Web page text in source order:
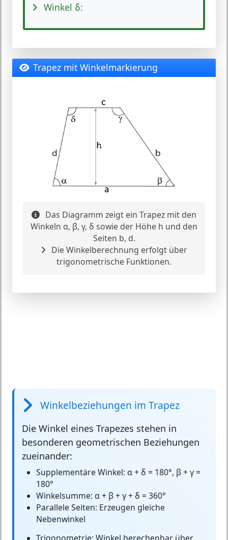
Winkel δ:
Trapez mit Winkelmarkierung
Das Diagramm zeigt ein Trapez mit den
Winkeln α, β, γ, δ sowie der Höhe h und den
Seiten b, d.
Die Winkelberechnung erfolgt über
trigonometrische Funktionen.
Winkelbeziehungen im Trapez
Die Winkel eines Trapezes stehen in
besonderen geometrischen Beziehungen
zueinander:
Supplementäre Winkel: α + δ = 180°, β + γ =
180°
Winkelsumme: α + β + γ + δ = 360°
Parallele Seiten: Erzeugen gleiche
Nebenwinkel
Trigonometrie: Winkel berechenbar über